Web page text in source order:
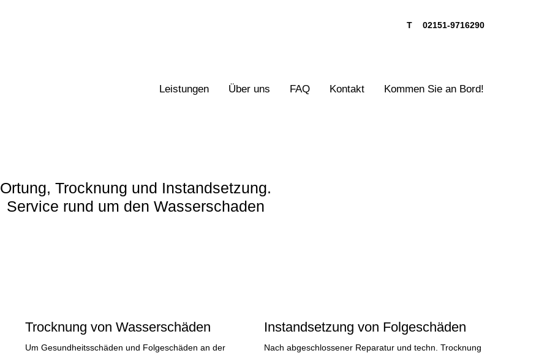
T 02151-9716290
Leistungen Über uns FAQ Kontakt Kommen Sie an Bord!
Ortung, Trocknung und Instandsetzung.
Service rund um den Wasserschaden
Trocknung von Wasserschäden
Um Gesundheitsschäden und Folgeschäden an der
Instandsetzung von Folgeschäden
Nach abgeschlossener Reparatur und techn. Trocknung